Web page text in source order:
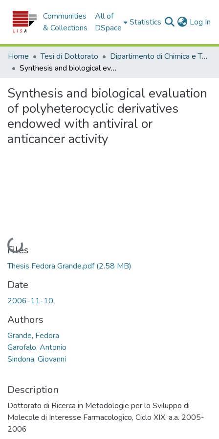
Communities
& Collections
All of
DSpace
Statistics Log In
Home Tesi di Dottorato
Dipartimento di Chimica e Tecnologie Chimiche - Tesi di Dottorato
Synthesis and biological evaluation of polyheterocyclic derivatives endowed with antiviral or anticancer activity
Synthesis and biological evaluation
of polyheterocyclic derivatives
endowed with antiviral or
anticancer activity
Loading...
Files
Thesis Fedora Grande.pdf(2.58 MB)
Date
2006-11-10
Authors
Grande, Fedora
Garofalo, Antonio
Sindona, Giovanni
Description
Dottorato di Ricerca in Metodologie per lo Sviluppo di
Molecole di Interesse Farmacologico, Ciclo XIX, a.a. 2005-
2006